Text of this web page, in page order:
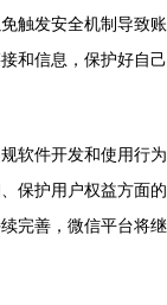
触发安全机制导致账
和信息，保护好自己
软件开发和使用行为
保护用户权益方面的
完善，微信平台将继